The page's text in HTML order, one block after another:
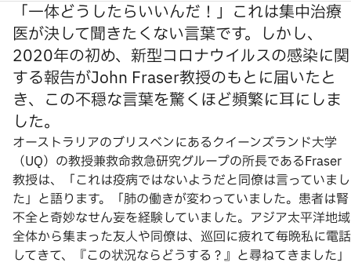
「一体どうしたらいいんだ！」これは集中治療
医が決して聞きたくない言葉です。しかし、
2020年の初め、新型コロナウイルスの感染に関
する報告がJohn Fraser教授のもとに届いたと
き、この不穏な言葉を驚くほど頻繁に耳にしま
した。
オーストラリアのブリスベンにあるクイーンズランド大学
（UQ）の教授兼救命救急研究グループの所長であるFraser
教授は、「これは疫病ではないようだと同僚は言っていまし
た」と語ります。「肺の働きが変わっていました。患者は腎
不全と奇妙なせん妄を経験していました。アジア太平洋地域
全体から集まった友人や同僚は、巡回に疲れて毎晩私に電話
してきて、『この状況ならどうする？』と尋ねてきました」